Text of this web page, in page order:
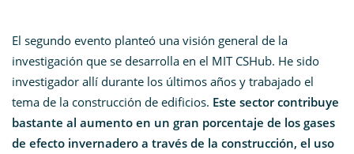
El segundo evento planteó una visión general de la
investigación que se desarrolla en el MIT CSHub. He sido
investigador allí durante los últimos años y trabajado el
tema de la construcción de edificios. Este sector contribuye
bastante al aumento en un gran porcentaje de los gases
de efecto invernadero a través de la construcción, el uso